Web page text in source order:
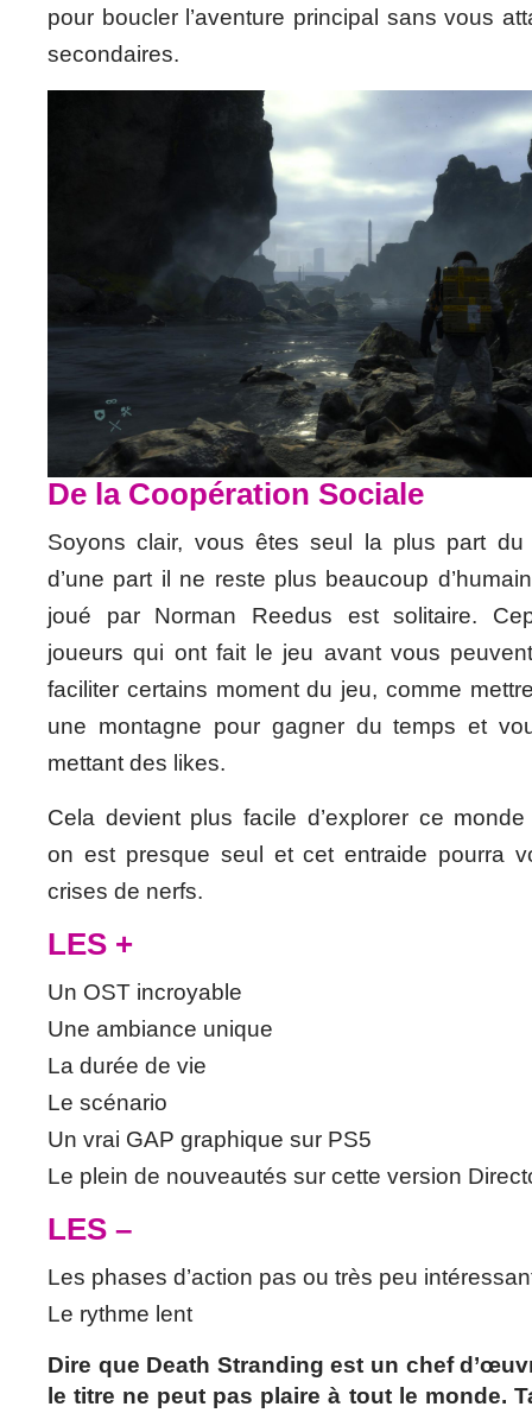
pour boucler l’aventure principal sans vous
secondaires.
De la Coopération Sociale
Soyons clair, vous êtes seul la plus part
d’une part il ne reste plus beaucoup
joué par Norman Reedus est solitaire.
joueurs qui ont fait le jeu avant vous
faciliter certains moment du jeu, comme
une montagne pour gagner du temps et
mettant des likes.
Cela devient plus facile d’explorer ce
on est presque seul et cet entraide pourra
crises de nerfs.
LES +
Un OST incroyable
Une ambiance unique
La durée de vie
Le scénario
Un vrai GAP graphique sur PS5
Le plein de nouveautés sur cette version
LES –
Les phases d’action pas ou très peu
Le rythme lent
Dire que Death Stranding est un chef
le titre ne peut pas plaire à tout le monde.